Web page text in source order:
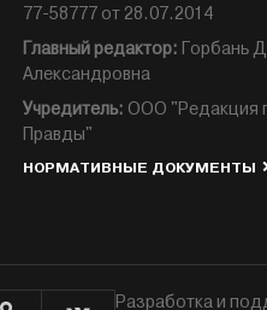
77-58777 от 28.07.2014
Главный редактор: Горбань
Александровна
Учредитель: ООО "Редакция
Правды"
НОРМАТИВНЫЕ ДОКУМЕНТЫ
Разработка и